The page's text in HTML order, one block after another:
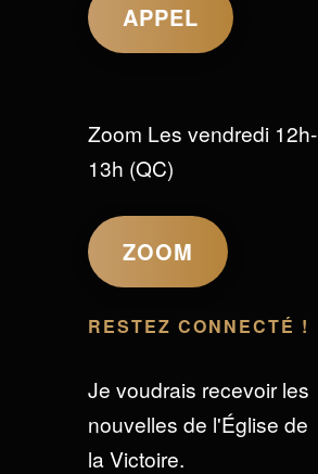
APPEL
Zoom Les vendredi 12h-
13h (QC)
ZOOM
RESTEZ CONNECTÉ !
Je voudrais recevoir les
nouvelles de l'Église de
la Victoire.